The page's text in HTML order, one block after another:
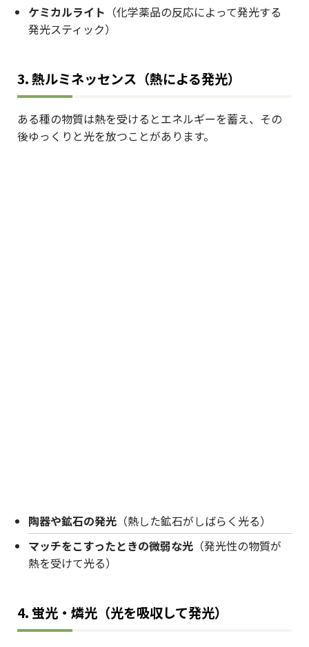
ケミカルライト （化学薬品の反応によって発光する
発光スティック）
3.熱ルミネッセンス（熱による発光）
ある種の物質は熱を受けるとエネルギーを蓄え、その
後ゆっくりと光を放つことがあります。
陶器や鉱石の発光 （熱した鉱石がしばらく光る）
マッチをこすったときの微弱な光 （発光性の物質が
熱を受けて光る）
4. 蛍光・燐光（光を吸収して発光）